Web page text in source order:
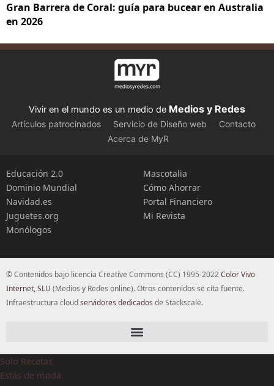
Gran Barrera de Coral: guía para bucear en Australia
en 2026
Vivir en el mundo es un medio de Medios y Redes
Artículos patrocinados Servicio de Diseño web
Contacto
Acerca de MyR
Educación 2.0
Dominio Mundial
Navidad.es
Juguetes.org
Monólogos
Mascotalia
Cómo Ahorrar
Portal Financiero
Mi Revista
© Contenidos bajo licencia Creative Commons (CC) 1995-2022Color Vivo
Internet, SLU (Medios y Redes online). Otros contenidos se cita fuente.
Infraestructura cloudservidores dedicados de Stackscale.
Solo Recetas
Estás de moda